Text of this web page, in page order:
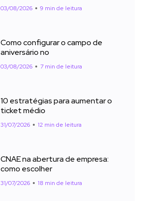
03/08/2026 9 min de leitura
Como configurar o campo de
aniversário no
03/08/2026 7 min de leitura
10 estratégias para aumentar o
ticket médio
31/07/2026 12 min de leitura
CNAE na abertura de empresa:
como escolher
31/07/2026 18 min de leitura